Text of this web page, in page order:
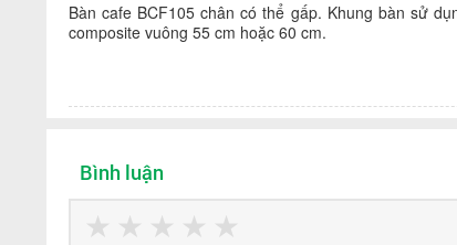
Bàn cafe BCF105 chân có thể gấp. Khung bàn sử
composite vuông 55 cm hoặc 60 cm.
Bình luận
★
★
★
★
★